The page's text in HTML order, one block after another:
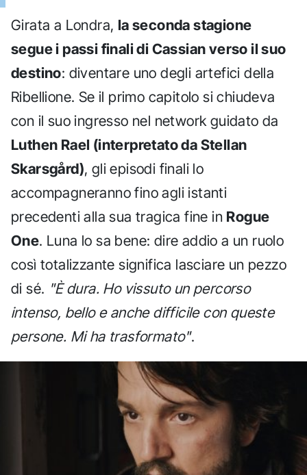
Girata a Londra, la seconda stagione
segue i passi finali di Cassian verso il suo
destino: diventare uno degli artefici della
Ribellione. Se il primo capitolo si chiudeva
con il suo ingresso nel network guidato da
Luthen Rael (interpretato da Stellan
Skarsgård), gli episodi finali lo
accompagneranno fino agli istanti
precedenti alla sua tragica fine in Rogue
One. Luna lo sa bene: dire addio a un ruolo
così totalizzante significa lasciare un pezzo
di sé. "È dura. Ho vissuto un percorso
intenso, bello e anche difficile con queste
persone. Mi ha trasformato".